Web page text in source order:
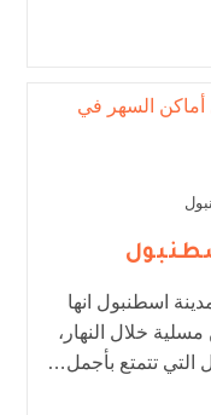
اسطنبول انها
مسلية خلال النهار،
التي تتمتع بأجمل…